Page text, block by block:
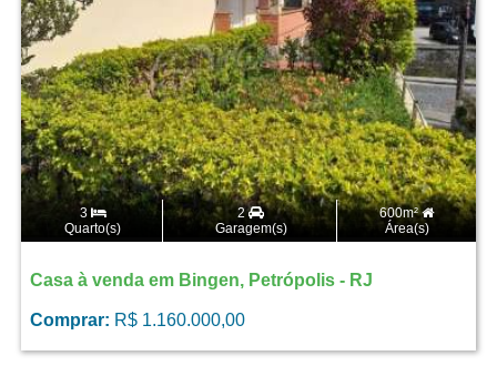
3
Quarto(s)
2
Garagem(s)
600m²
Área(s)
Casa à venda em Bingen, Petrópolis - RJ
Comprar: R$ 1.160.000,00